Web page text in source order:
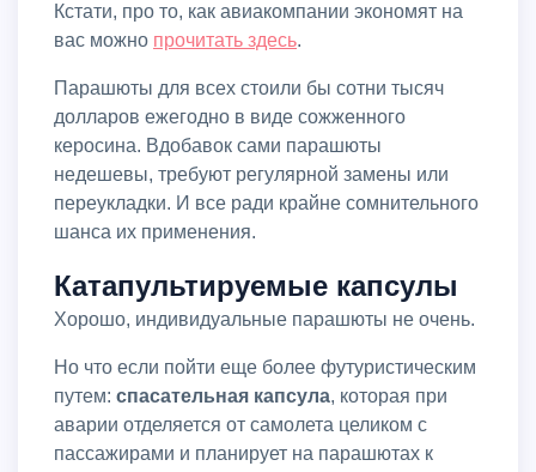
Кстати, про то, как авиакомпании экономят на
вас можно прочитать здесь.
Парашюты для всех стоили бы сотни тысяч
долларов ежегодно в виде сожженного
керосина. Вдобавок сами парашюты
недешевы, требуют регулярной замены или
переукладки. И все ради крайне сомнительного
шанса их применения.
Катапультируемые капсулы
Хорошо, индивидуальные парашюты не очень.
Но что если пойти еще более футуристическим
путем: спасательная капсула, которая при
аварии отделяется от самолета целиком с
пассажирами и планирует на парашютах к